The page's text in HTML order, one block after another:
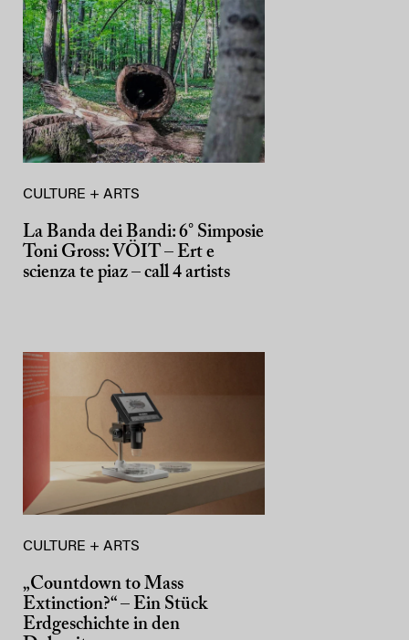
CULTURE + ARTS
La Banda dei Bandi: 6° Simposie
Toni Gross: VÖIT – Ert e
scienza te piaz – call 4 artists
CULTURE + ARTS
„Countdown to Mass
Extinction?“ – Ein Stück
Erdgeschichte in den